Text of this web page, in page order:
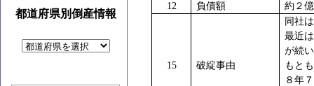
都道府県別倒産情報
12
負債額 約２
15 破綻事由
同社
最近
が続
もと
８年